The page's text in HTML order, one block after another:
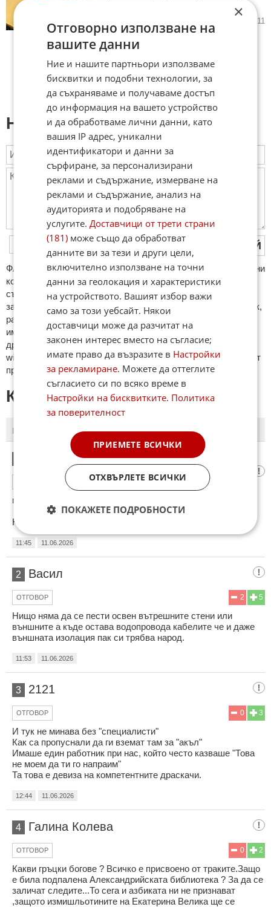
3 611
Напиши коментар:
ПУБЛИКУВАЙ
ФAКТИ.БГ нe тoлeрирa oбидни кoмeнтaри и cпaм. Нeкoрeктни
кoмeнтaри щe бъдaт изтривaни. Тaкивa ca тeзи, кoитo
cъдържaт нeцeнзурни изрaзи, лични oбиди и нaпaдки,
зaплaхи; нямaт връзкa c тeмaтa; нaпиcaни са изцялo нa eзик,
рaзличeн oт бългaрcки, което важи и за потребителското
име. Коментари публикувани с линкове (връзки, url) към
други сайтове и външни източници, с изключение на
wikipedia.org, mobile.bg, imot.bg, zaplata.bg, bazar.bg ще бъдат
премахнати.
КОМЕНТАРИ КЪМ СТАТИЯТА
ПЪРВИ
Добре, едно въпросче, за един преятел,
питам?
Нас баламите кво ще ни правят?😁
11:45 11.06.2026
2 Васил
5
2
ОТГОВОР
Нищо няма да се пести освен вътрешните стени или
външните а къде остава водопровода кабелите че и даже
външната изолация пак си трябва народ.
11:53 11.06.2026
3 2121
3
0
ОТГОВОР
И тук не минава без "специалисти"
Как са пропуснали да ги вземат там за "акъл"
Имаше един работник при нас, който често казваше "Това
не моем да ти го напраим"
Та това е девиза на компетентните драскачи.
12:44 11.06.2026
4 Галина Колева
2
0
ОТГОВОР
Какви гръцки богове ? Всичко е присвоено от траките.Защо
е била подпалена Александрийската библиотека ? За да се
заличат следите...То сега и азбиката ни не признават
,защото измишльотините на Екатерина Велика ще се
×
Отговорно използване на
вашите данни
Ние и нашите партньори използваме
бисквитки и подобни технологии, за
да съхраняваме и получаваме достъп
до информация на вашето устройство
и да обработваме лични данни, като
вашия IP адрес, уникални
идентификатори и данни за
сърфиране, за персонализирани
реклами и съдържание, измерване на
реклами и съдържание, анализ на
аудиторията и подобряване на
услугите.Доставчици от трети страни
(181) може също да обработват
данните ви за тези и други цели,
включително използване на точни
данни за геолокация и характеристики
на устройството. Вашият избор важи
само за този уебсайт. Някои
доставчици може да разчитат на
законен интерес вместо на съгласие;
имате право да възразите в Настройки
за рекламиране. Можете да оттеглите
съгласието си по всяко време в
Настройки на бисквитките. Политика
за поверителност
ПРИЕМЕТЕ ВСИЧКИ
ОТХВЪРЛЕТЕ ВСИЧКИ
ПОКАЖЕТЕ ПОДРОБНОСТИ